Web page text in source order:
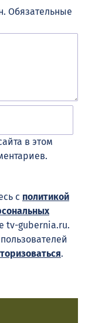
Обязательные
в этом
с политикой
tv-gubernia.ru.
.